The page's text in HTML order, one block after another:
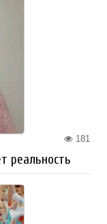
181
реальность